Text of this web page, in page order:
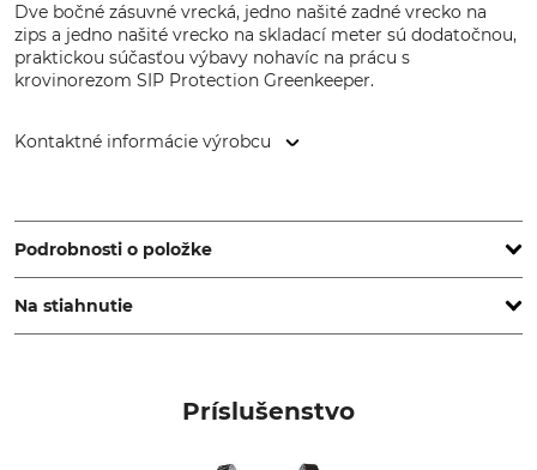
Dve bočné zásuvné vrecká, jedno našité zadné vrecko na
zips a jedno našité vrecko na skladací meter sú dodatočnou,
praktickou súčasťou výbavy nohavíc na prácu s
krovinorezom SIP Protection Greenkeeper.
Kontaktné informácie výrobcu
www.sioenapparel.com
Podrobnosti o položke
Značka
SIP Protection
Nohavice na prácu s
Označenie modelu
Zvršok
Na stiahnutie
Príslušenstvo